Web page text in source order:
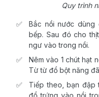
Quy trình
Bắc nồi nước
bếp. Sau đó cho
ngư vào trong nồi.
Nêm vào 1 chút hạt
Từ từ đổ bột năng
Tiếp theo, bạn đập
đổ trứng vào nồi